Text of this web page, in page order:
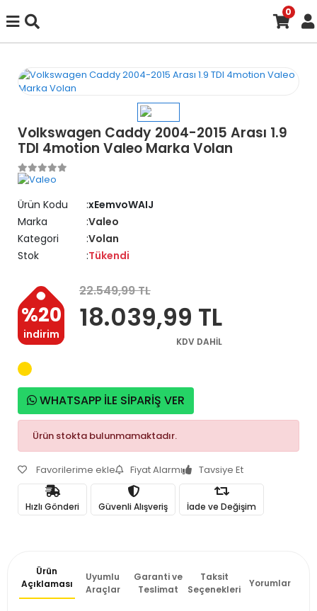
0
Volkswagen Caddy 2004-2015 Arası 1.9
TDI 4motion Valeo Marka Volan
Ürün Kodu
xEemvoWAIJ
Marka
Valeo
Kategori
Volan
Stok
Tükendi
%20
indirim
22.549,99 TL
18.039,99 TL
KDV DAHİL
WHATSAPP İLE SİPARİŞ VER
Ürün stokta bulunmamaktadır.
Favorilerime ekle Fiyat Alarmı Tavsiye Et
Hızlı Gönderi Güvenli Alışveriş İade ve Değişim
Ürün
Açıklaması
Uyumlu
Araçlar
Garanti ve
Teslimat
Taksit
Seçenekleri
Yorumlar